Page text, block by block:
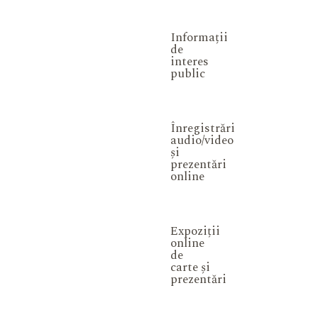
Informații
de
interes
public
Înregistrări
audio/video
și
prezentări
online
Expoziții
online
de
carte și
prezentări